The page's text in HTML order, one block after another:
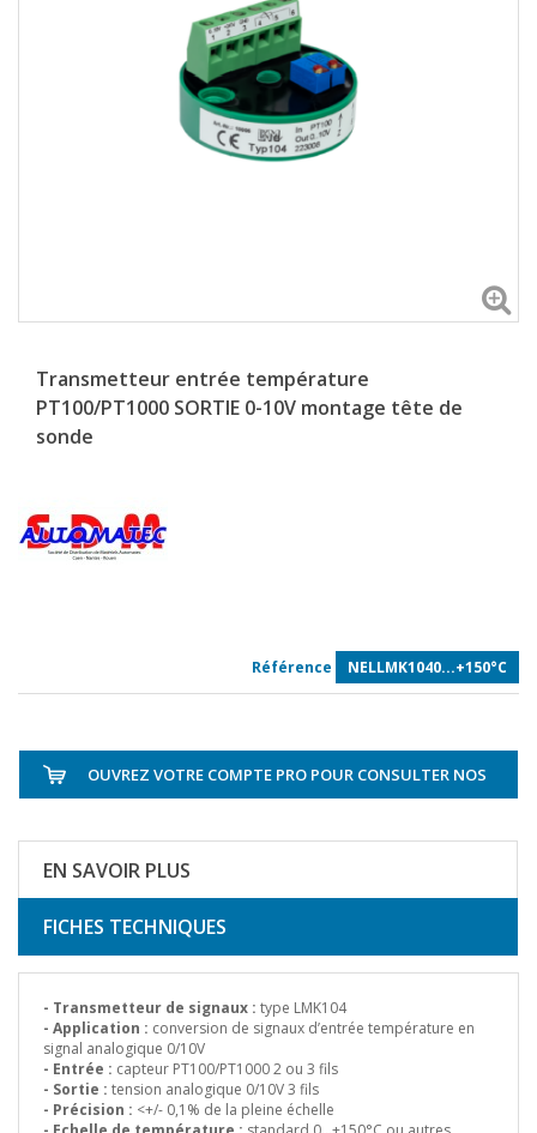
Transmetteur entrée température
PT100/PT1000 SORTIE 0-10V montage tête de
sonde
Référence NELLMK1040...+150°C
OUVREZ VOTRE COMPTE PRO POUR CONSULTER NOS
EN SAVOIR PLUS
FICHES TECHNIQUES
- Transmetteur de signaux : type LMK104
- Application : conversion de signaux d’entrée température en
signal analogique 0/10V
- Entrée : capteur PT100/PT1000 2 ou 3 fils
- Sortie : tension analogique 0/10V 3 fils
- Précision : <+/- 0,1% de la pleine échelle